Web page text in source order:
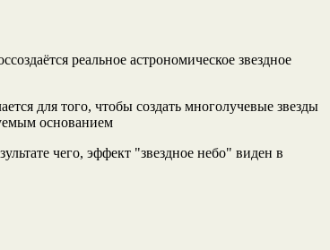
реальное астрономическое звездное
для того, чтобы создать многолучевые звезды
основанием
чего, эффект "звездное небо" виден в